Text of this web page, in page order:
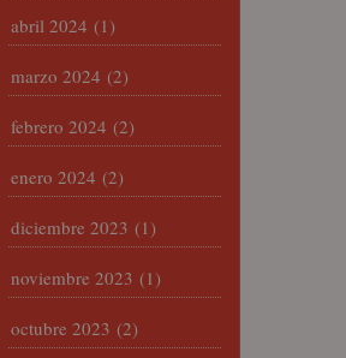
abril 2024 (1)
marzo 2024 (2)
febrero 2024 (2)
enero 2024 (2)
diciembre 2023 (1)
noviembre 2023 (1)
octubre 2023 (2)